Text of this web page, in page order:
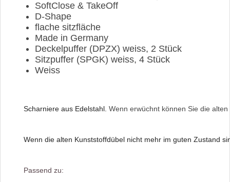
SoftClose & TakeOff
D-Shape
flache sitzfläche
Made in Germany
Deckelpuffer (DPZX) weiss, 2 Stück
Sitzpuffer (SPGK) weiss, 4 Stück
Weiss
Scharniere aus Edelstahl. Wenn erwüchnt können Sie die alten
Wenn die alten Kunststoffdübel nicht mehr im guten Zustand
Passend zu: